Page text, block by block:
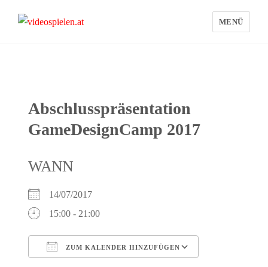
MENÜ
Abschlusspräsentation
GameDesignCamp 2017
WANN
14/07/2017
15:00 - 21:00
ZUM KALENDER HINZUFÜGEN